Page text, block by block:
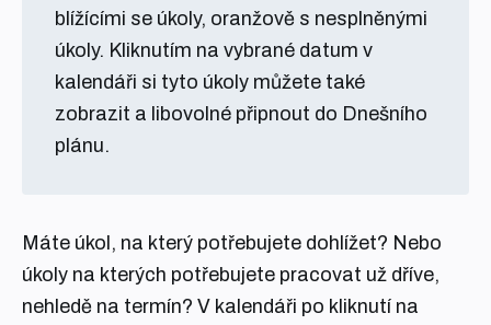
blížícími se úkoly, oranžově s nesplněnými
úkoly. Kliknutím na vybrané datum v
kalendáři si tyto úkoly můžete také
zobrazit a libovolné připnout do Dnešního
plánu.
Máte úkol, na který potřebujete dohlížet? Nebo
úkoly na kterých potřebujete pracovat už dříve,
nehledě na termín? V kalendáři po kliknutí na